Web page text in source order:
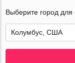
Выберите город для